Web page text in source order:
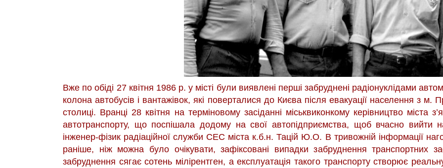
Вже по обіді 27 квітня 1986 р. у місті були виявлені перші забруднені радіонуклідами
колона автобусів і вантажівок, які поверталися до Києва після евакуації населення з м.
столиці. Вранці 28 квітня на терміновому засіданні міськвиконкому керівництво міста
автотранспорту, що поспішала додому на свої автопідприємства, щоб вчасно вийти
інженер-фізик радіаційної служби СЕС міста к.б.н. Тацій Ю.О. В тривожній інформації
раніше, ніж можна було очікувати, зафіксовані випадки забруднення транспортних
забруднення сягає сотень мілірентген, а експлуатація такого транспорту створює